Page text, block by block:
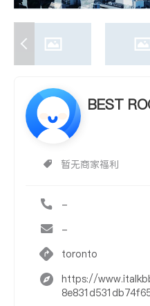
BEST
暂无商家福利
-
-
toronto
https://